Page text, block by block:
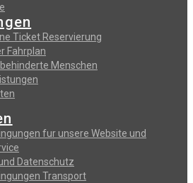
Ticket Reservierung
Fahrplan
Menschen
fur unsere Website und
Datenschutz
Transport